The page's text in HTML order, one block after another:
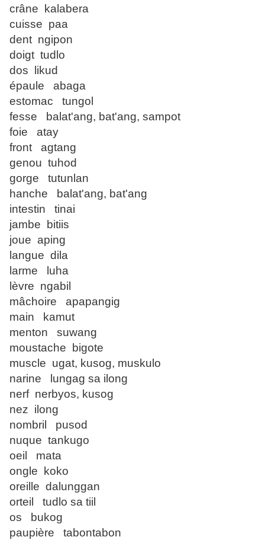
crâne kalabera
cuisse paa
dent ngipon
doigt tudlo
dos likud
épaule abaga
estomac tungol
fesse balat'ang, bat'ang, sampot
foie atay
front agtang
genou tuhod
gorge tutunlan
hanche balat'ang, bat'ang
intestin tinai
jambe bitiis
joue aping
langue dila
larme luha
lèvre ngabil
mâchoire apapangig
main kamut
menton suwang
moustache bigote
muscle ugat, kusog, muskulo
narine lungag sa ilong
nerf nerbyos, kusog
nez ilong
nombril pusod
nuque tankugo
oeil mata
ongle koko
oreille dalunggan
orteil tudlo sa tiil
os bukog
paupière tabontabon